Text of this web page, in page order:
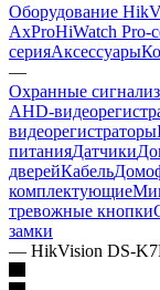
Оборудование
AxProHiWatch Pro-
серияАксессуары
—
Охранные
AHD-
видеорегистраторы
питанияДатчики
дверейКабель
комплектующие
тревожные кнопки
замки
— HikVision DS-